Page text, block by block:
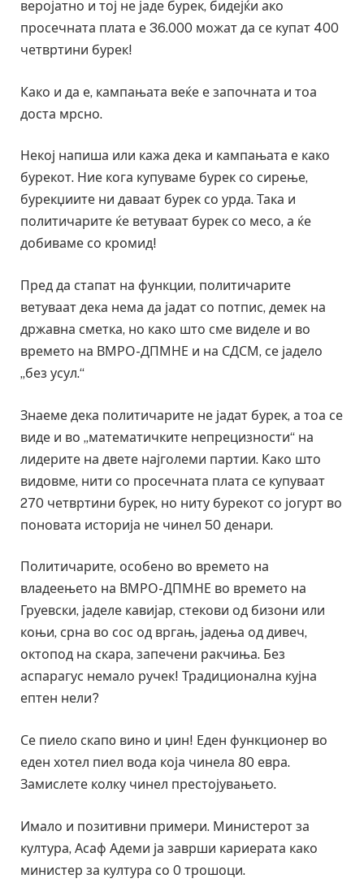
веројатно и тој не јаде бурек, бидејќи ако
просечната плата е 36.000 можат да се купат 400
четвртини бурек!
Како и да е, кампањата веќе е започната и тоа
доста мрсно.
Некој напиша или кажа дека и кампањата е како
бурекот. Ние кога купуваме бурек со сирење,
бурекџиите ни даваат бурек со урда. Така и
политичарите ќе ветуваат бурек со месо, а ќе
добиваме со кромид!
Пред да стапат на функции, политичарите
ветуваат дека нема да јадат со потпис, демек на
државна сметка, но како што сме виделе и во
времето на ВМРО-ДПМНЕ и на СДСМ, се јадело
„без усул.“
Знаеме дека политичарите не јадат бурек, а тоа се
виде и во „математичките непрецизности“ на
лидерите на двете најголеми партии. Како што
видовме, нити со просечната плата се купуваат
270 четвртини бурек, но ниту бурекот со јогурт во
поновата историја не чинел 50 денари.
Политичарите, особено во времето на
владеењето на ВМРО-ДПМНЕ во времето на
Груевски, јаделе кавијар, стекови од бизони или
коњи, срна во сос од вргањ, јадења од дивеч,
октопод на скара, запечени ракчиња. Без
аспарагус немало ручек! Традиционална кујна
ептен нели?
Се пиелo скапo винo и џин! Еден функционер во
еден хотел пиел вода која чинела 80 евра.
Замислете колку чинел престојувањето.
Имало и позитивни примери. Министерот за
култура, Асаф Адеми ја заврши кариерата како
министер за култура со 0 трошоци.